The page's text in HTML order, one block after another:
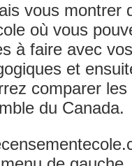
vous montrer
où vous
à faire avec
et
comparer
du Canada.